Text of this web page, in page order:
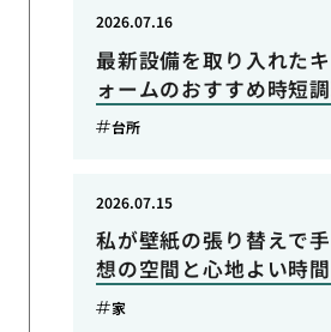
最新設備を取り入れた
ォームのおすすめ時短
2026.07.16
台所
私が壁紙の張り替えで
想の空間と心地よい時間
2026.07.15
家